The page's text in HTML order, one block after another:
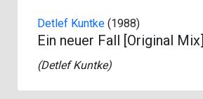
Detlef Kuntke (1988)
Ein neuer Fall [Original Mix]
(Detlef Kuntke)